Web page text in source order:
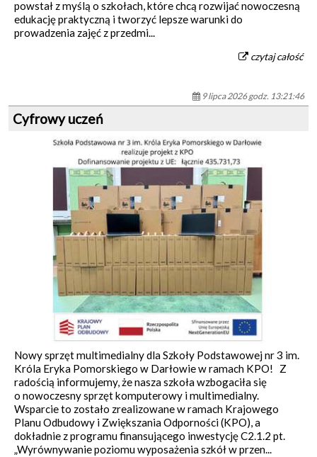
powstał z myślą o szkołach, które chcą rozwijać nowoczesną
edukację praktyczną i tworzyć lepsze warunki do
prowadzenia zajęć z przedmi...
czytaj całość
9 lipca 2026 godz. 13:21:46
Cyfrowy uczeń
Nowy sprzęt multimedialny dla Szkoły Podstawowej nr 3 im.
Króla Eryka Pomorskiego w Darłowie w ramach KPO! Z
radością informujemy, że nasza szkoła wzbogaciła się
o nowoczesny sprzęt komputerowy i multimedialny.
Wsparcie to zostało zrealizowane w ramach Krajowego
Planu Odbudowy i Zwiększania Odporności (KPO), a
dokładnie z programu finansującego inwestycję C2.1.2 pt.
„Wyrównywanie poziomu wyposażenia szkół w przen...